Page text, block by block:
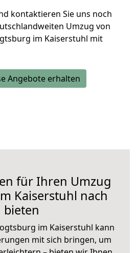
kontaktieren Sie uns noch
Umzug von
im Kaiserstuhl mit
Angebote erhalten
für Ihren Umzug
Kaiserstuhl nach
bieten
im Kaiserstuhl kann
mit sich bringen, um